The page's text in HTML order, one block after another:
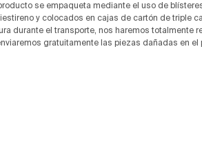
se empaqueta mediante el uso de
y colocados en cajas de cartón de triple
durante el transporte, nos haremos totalmente
gratuitamente las piezas dañadas en el